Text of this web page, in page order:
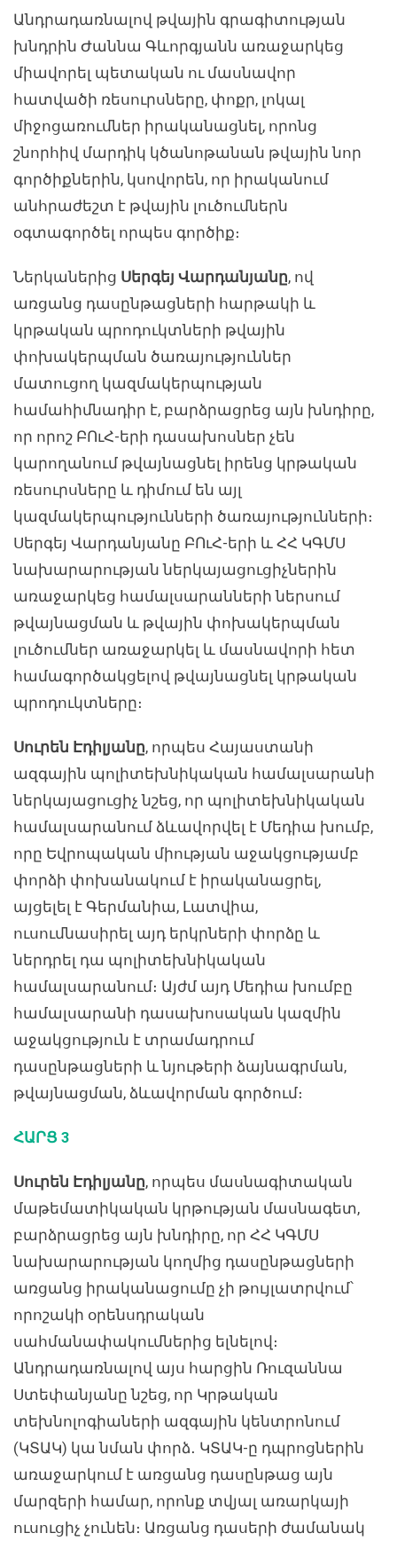
Անդրադառնալով թվային գրագիտության
խնդրին Ժաննա Գևորգյանն առաջարկեց
միավորել պետական ու մասնավոր
հատվածի ռեսուրսները, փոքր, լոկալ
միջոցառումներ իրականացնել, որոնց
շնորհիվ մարդիկ կծանոթանան թվային նոր
գործիքներին, կսովորեն, որ իրականում
անհրաժեշտ է թվային լուծումներն
օգտագործել որպես գործիք։
Ներկաներից Սերգեյ Վարդանյանը, ով
առցանց դասընթացների հարթակի և
կրթական պրոդուկտների թվային
փոխակերպման ծառայություններ
մատուցող կազմակերպության
համահիմնադիր է, բարձրացրեց այն խնդիրը,
որ որոշ ԲՈւՀ-երի դասախոսներ չեն
կարողանում թվայնացնել իրենց կրթական
ռեսուրսները և դիմում են այլ
կազմակերպությունների ծառայությունների։
Սերգեյ Վարդանյանը ԲՈւՀ-երի և ՀՀ ԿԳՄՍ
նախարարության ներկայացուցիչներին
առաջարկեց համալսարանների ներսում
թվայնացման և թվային փոխակերպման
լուծումներ առաջարկել և մասնավորի հետ
համագործակցելով թվայնացնել կրթական
պրոդուկտները։
Սուրեն Էդիլյանը, որպես Հայաստանի
ազգային պոլիտեխնիկական համալսարանի
ներկայացուցիչ նշեց, որ պոլիտեխնիկական
համալսարանում ձևավորվել է Մեդիա խումբ,
որը Եվրոպական միության աջակցությամբ
փորձի փոխանակում է իրականացրել,
այցելել է Գերմանիա, Լատվիա,
ուսումնասիրել այդ երկրների փորձը և
ներդրել դա պոլիտեխնիկական
համալսարանում։ Այժմ այդ Մեդիա խումբը
համալսարանի դասախոսական կազմին
աջակցություն է տրամադրում
դասընթացների և նյութերի ձայնագրման,
թվայնացման, ձևավորման գործում։
ՀԱՐՑ 3
Սուրեն Էդիլյանը, որպես մասնագիտական
մաթեմատիկական կրթության մասնագետ,
բարձրացրեց այն խնդիրը, որ ՀՀ ԿԳՄՍ
նախարարության կողմից դասընթացների
առցանց իրականացումը չի թույլատրվում՝
որոշակի օրենսդրական
սահմանափակումներից ելնելով։
Անդրադառնալով այս հարցին Ռուզաննա
Ստեփանյանը նշեց, որ Կրթական
տեխնոլոգիաների ազգային կենտրոնում
(ԿՏԱԿ) կա նման փորձ․ ԿՏԱԿ-ը դպրոցներին
առաջարկում է առցանց դասընթաց այն
մարզերի համար, որոնք տվյալ առարկայի
ուսուցիչ չունեն։ Առցանց դասերի ժամանակ